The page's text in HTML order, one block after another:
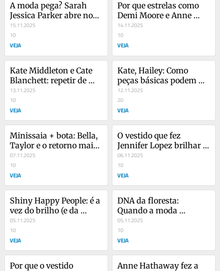
A moda pega? Sarah
Jessica Parker abre nova
tendência. Mas
cuidado…
15.11.2025
10
VEJA
Por que estrelas como
Demi Moore e Anne
Hathaway amam um
cardigã?
14.11.2025
10
VEJA
Kate Middleton e Cate
Blanchett: repetir de
propósito ou com
propósito?
13.11.2025
10
VEJA
Kate, Hailey: Como
peças básicas podem
fazer a diferença no seu
dia a dia?
12.11.2025
20
VEJA
Minissaia + bota: Bella,
Taylor e o retorno mais
estiloso da meia-estação
07.11.2025
10
VEJA
O vestido que fez
Jennifer Lopez brilhar
em evento, mesmo não
estando lá
06.11.2025
10
VEJA
Shiny Happy People: é a
vez do brilho (e da
Gucci) falar mais alto…
05.11.2025
10
VEJA
DNA da floresta:
Quando a moda
fortalece o ativismo…
05.11.2025
10
VEJA
Por que o vestido
Anne Hathaway fez a